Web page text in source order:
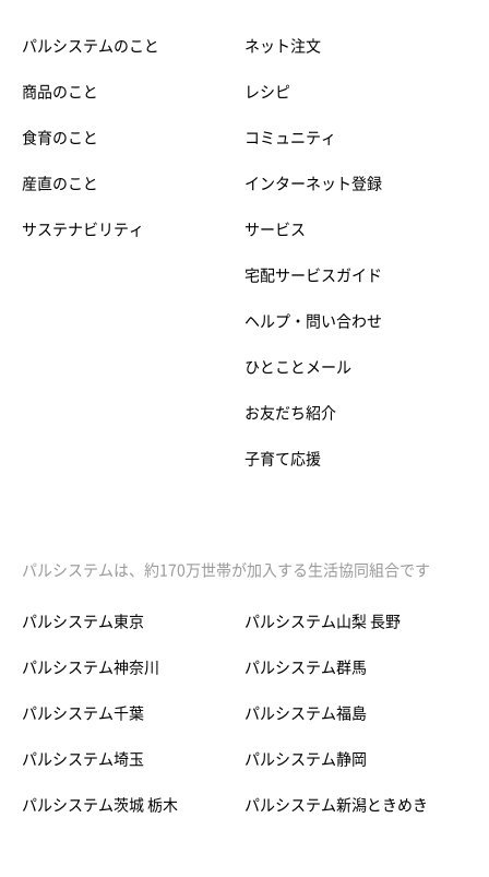
パルシステムのこと
商品のこと
食育のこと
産直のこと
サステナビリティ
ネット注文
レシピ
コミュニティ
インターネット登録
サービス
宅配サービスガイド
ヘルプ・問い合わせ
ひとことメール
お友だち紹介
子育て応援
パルシステムは、約170万世帯が加入する生活協同組合です
パルシステム東京
パルシステム神奈川
パルシステム千葉
パルシステム埼玉
パルシステム茨城 栃木
パルシステム山梨 長野
パルシステム群馬
パルシステム福島
パルシステム静岡
パルシステム新潟ときめき